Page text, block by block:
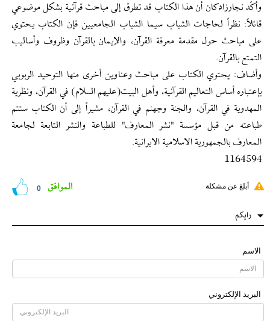
وأكّد نجارزادكان أن هذا الكتاب قد تطرق إلى مباحث قرآنية بشكل موضوعي
قائلاً: نظراً لحاجات الشباب سيما الشباب الجامعيين فإن الكتاب يحتوي
على مباحث حول مقدمة معرفة القرآن، والإيمان بالقرآن وظروف وأساليب
التمتع بالقرآن.
وأضاف: يحتوي الكتاب على مباحث وعناوين أخرى منها التوحيد الربوبي
بإعتباره أساس التعاليم القرآنية، وأهل البيت(عليهم السلام) في القرآن، ونظرية
المهدوية في القرآن، والجنة وجهنم في القرآن، مشيراً إلى أن الكتاب ستتم
طباعته من قبل مؤسسة "نشر المعارف" للطباعة والنشر التابعة لجامعة
المعارف بالجمهورية الاسلامية الايرانية.
1164594
أبلغ عن مشكلة 0 الموافق
رایکم
الاسم
البرید الإلکتروني